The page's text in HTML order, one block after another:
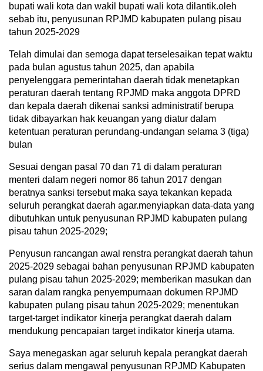
bupati wali kota dan wakil bupati wali kota dilantik.oleh
sebab itu, penyusunan RPJMD kabupaten pulang pisau
tahun 2025-2029
Telah dimulai dan semoga dapat terselesaikan tepat waktu
pada bulan agustus tahun 2025, dan apabila
penyelenggara pemerintahan daerah tidak menetapkan
peraturan daerah tentang RPJMD maka anggota DPRD
dan kepala daerah dikenai sanksi administratif berupa
tidak dibayarkan hak keuangan yang diatur dalam
ketentuan peraturan perundang-undangan selama 3 (tiga)
bulan
Sesuai dengan pasal 70 dan 71 di dalam peraturan
menteri dalam negeri nomor 86 tahun 2017 dengan
beratnya sanksi tersebut maka saya tekankan kepada
seluruh perangkat daerah agar.menyiapkan data-data yang
dibutuhkan untuk penyusunan RPJMD kabupaten pulang
pisau tahun 2025-2029;
Penyusun rancangan awal renstra perangkat daerah tahun
2025-2029 sebagai bahan penyusunan RPJMD kabupaten
pulang pisau tahun 2025-2029; memberikan masukan dan
saran dalam rangka penyempurnaan dokumen RPJMD
kabupaten pulang pisau tahun 2025-2029; menentukan
target-target indikator kinerja perangkat daerah dalam
mendukung pencapaian target indikator kinerja utama.
Saya menegaskan agar seluruh kepala perangkat daerah
serius dalam mengawal penyusunan RPJMD Kabupaten